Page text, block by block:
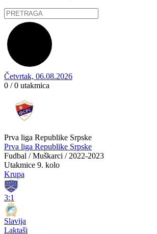
Četvrtak, 06.08.2026
0 / 0 utakmica
Prva liga Republike Srpske
Prva liga Republike Srpske
Fudbal / Muškarci / 2022-2023
Utakmice 9. kolo
Krupa
3:1
Slavija
Laktaši